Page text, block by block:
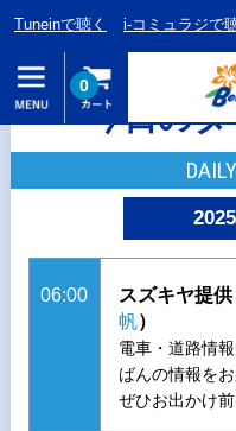
Tuneinで聴く i-コミュラジで
0
今日の
06:00 スズキヤ提
帆）
電車・道路情
ばんの情報をお
ぜひお出かけ